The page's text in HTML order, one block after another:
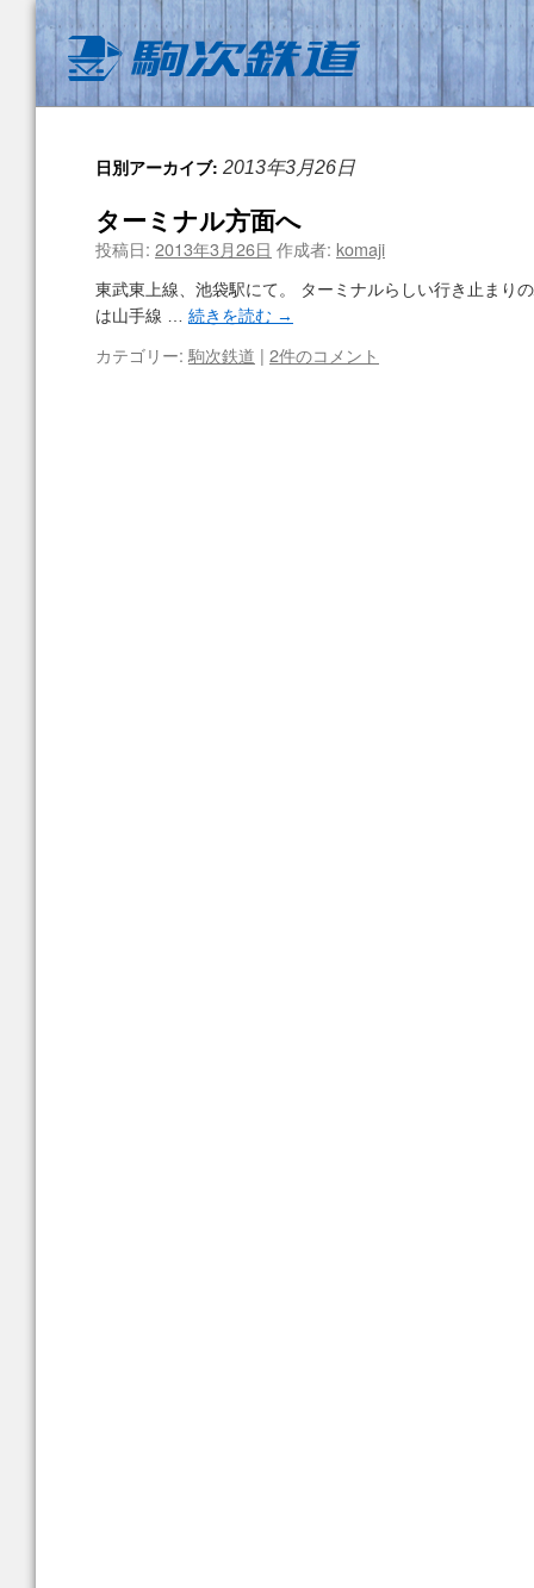
日別アーカイブ: 2013年3月26日
ターミナル方面へ
投稿日: 2013年3月26日 作成者: komaji
東武東上線、池袋駅にて。 ターミナルらしい行き止まり
は山手線 … 続きを読む →
カテゴリー: 駒次鉄道 | 2件のコメント